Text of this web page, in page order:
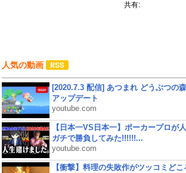
共有:
人気の動画
[2020.7.3 配信] あつまれ どうぶつの
アップデート
youtube.com
【日本一VS日本一】ポーカープロが
ガチで勝負してみた!!!!!!...
youtube.com
【衝撃】料理の失敗作がツッコミど